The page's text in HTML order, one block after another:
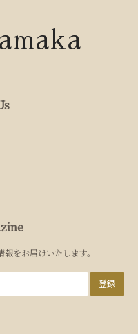
をお届けいたします。
登録